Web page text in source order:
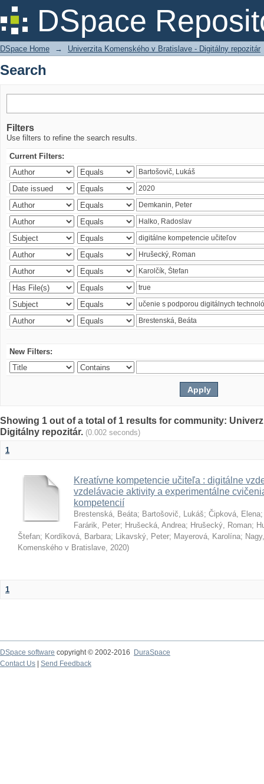
DSpace
Search
DSpace Home → Univerzita Komenského v Bratislave - Digitálny repozitár
Search
Filters
Use filters to refine the search results.
Current Filters:
New Filters:
Showing 1 out of a total of 1 results for community:
Digitálny repozitár. (0.002 seconds)
1
Kreatívne kompetencie učiteľa : digitálne
vzdelávacie aktivity a experimentálne
kompetencií
Brestenská, Beáta; Bartošovič, Lukáš; Čipková, Elena
Farárik, Peter; Hrušecká, Andrea; Hrušecký, Roman;
Štefan; Kordíková, Barbara; Likavský, Peter; Mayerová, Karolína;
Komenského v Bratislave, 2020)
1
DSpace software copyright © 2002-2016
DuraSpace
Contact Us
Send Feedback